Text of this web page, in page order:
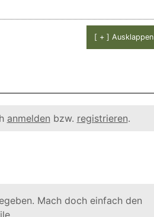
[ + ] Ausklappen
anmelden bzw. registrieren.
Mach doch einfach den